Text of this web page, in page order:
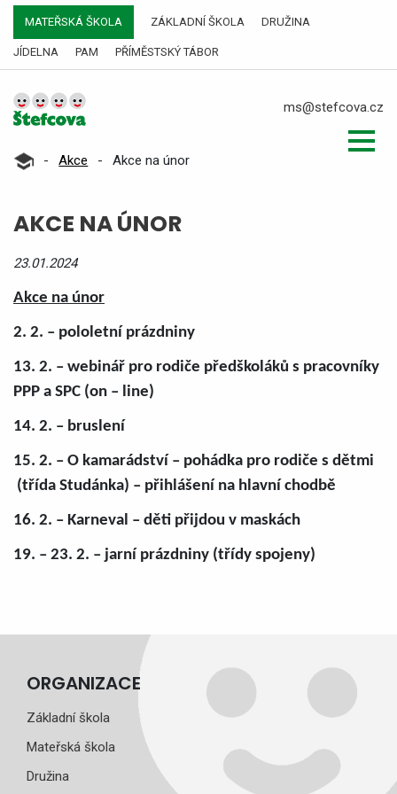
MATEŘSKÁ ŠKOLA ZÁKLADNÍ ŠKOLA DRUŽINA
JÍDELNA PAM PŘÍMĚSTSKÝ TÁBOR
ms@stefcova.cz
- Akce - Akce na únor
AKCE NA ÚNOR
23.01.2024
Akce na únor
2. 2. – pololetní prázdniny
13. 2. – webinář pro rodiče předškoláků s pracovníky
PPP a SPC (on – line)
14. 2. – bruslení
15. 2. – O kamarádství – pohádka pro rodiče s dětmi
(třída Studánka) – přihlášení na hlavní chodbě
16. 2. – Karneval – děti přijdou v maskách
19. – 23. 2. – jarní prázdniny (třídy spojeny)
ORGANIZACE
Základní škola
Mateřská škola
Družina